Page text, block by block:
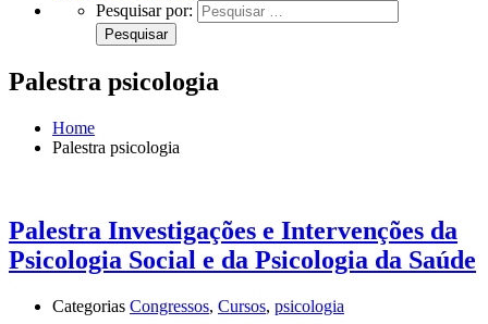
Pesquisar por:
Palestra psicologia
Home
Palestra psicologia
Palestra Investigações e Intervenções da
Psicologia Social e da Psicologia da Saúde
Categorias Congressos, Cursos, psicologia